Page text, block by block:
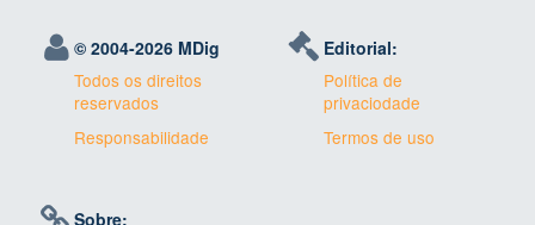
© 2004-2026 MDig
Todos os direitos
reservados
Responsabilidade
Editorial:
Política de
privaciodade
Termos de uso
Sobre: